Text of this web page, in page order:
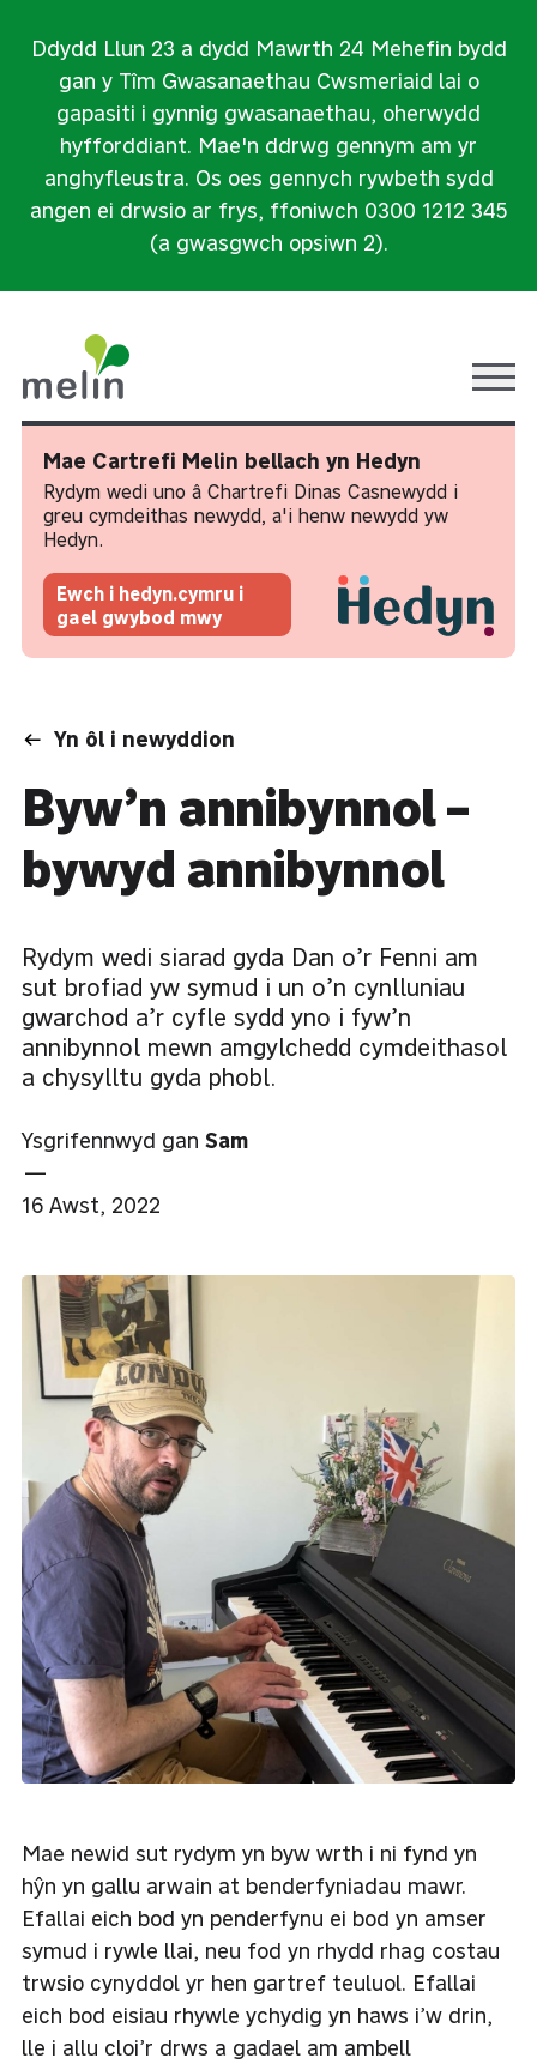
Ddydd Llun 23 a dydd Mawrth 24 Mehefin bydd
gan y Tîm Gwasanaethau Cwsmeriaid lai o
gapasiti i gynnig gwasanaethau, oherwydd
hyfforddiant. Mae'n ddrwg gennym am yr
anghyfleustra. Os oes gennych rywbeth sydd
angen ei drwsio ar frys, ffoniwch 0300 1212 345
(a gwasgwch opsiwn 2).
Mae Cartrefi Melin bellach yn Hedyn
Rydym wedi uno â Chartrefi Dinas Casnewydd i
greu cymdeithas newydd, a'i henw newydd yw
Hedyn.
Ewch i hedyn.cymru i
gael gwybod mwy
Yn ôl i newyddion
Byw’n annibynnol –
bywyd annibynnol
Rydym wedi siarad gyda Dan o’r Fenni am
sut brofiad yw symud i un o’n cynlluniau
gwarchod a’r cyfle sydd yno i fyw’n
annibynnol mewn amgylchedd cymdeithasol
a chysylltu gyda phobl.
Ysgrifennwyd gan Sam
—
16 Awst, 2022
Mae newid sut rydym yn byw wrth i ni fynd yn
hŷn yn gallu arwain at benderfyniadau mawr.
Efallai eich bod yn penderfynu ei bod yn amser
symud i rywle llai, neu fod yn rhydd rhag costau
trwsio cynyddol yr hen gartref teuluol. Efallai
eich bod eisiau rhywle ychydig yn haws i’w drin,
lle i allu cloi’r drws a gadael am ambell